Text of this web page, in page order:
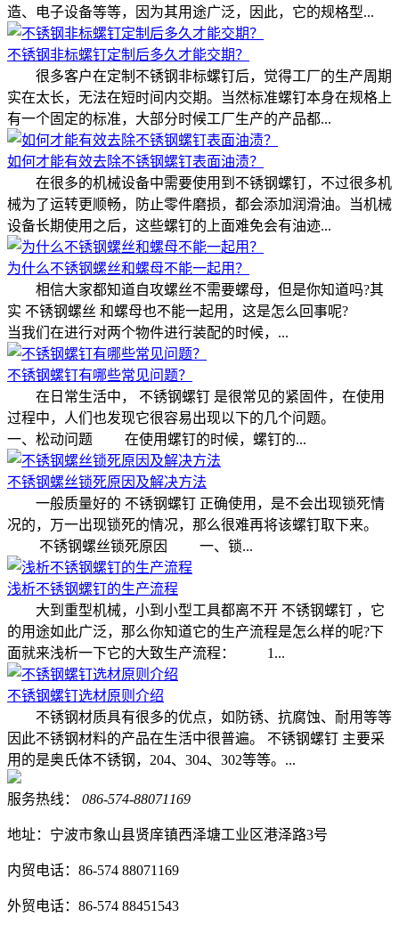
造、电子设备等等，因为其用途广泛，因此，它的规格型...
不锈钢非标螺钉定制后多久才能交期？
很多客户在定制不锈钢非标螺钉后，觉得工厂的生产周期
实在太长，无法在短时间内交期。当然标准螺钉本身在规格上
有一个固定的标准，大部分时候工厂生产的产品都...
如何才能有效去除不锈钢螺钉表面油渍？
在很多的机械设备中需要使用到不锈钢螺钉，不过很多机
械为了运转更顺畅，防止零件磨损，都会添加润滑油。当机械
设备长期使用之后，这些螺钉的上面难免会有油迹...
为什么不锈钢螺丝和螺母不能一起用？
相信大家都知道自攻螺丝不需要螺母，但是你知道吗?其
实 不锈钢螺丝 和螺母也不能一起用，这是怎么回事呢?
当我们在进行对两个物件进行装配的时候，...
不锈钢螺钉有哪些常见问题？
在日常生活中， 不锈钢螺钉 是很常见的紧固件，在使用
过程中，人们也发现它很容易出现以下的几个问题。
一、松动问题 在使用螺钉的时候，螺钉的...
不锈钢螺丝锁死原因及解决方法
一般质量好的 不锈钢螺钉 正确使用，是不会出现锁死情
况的，万一出现锁死的情况，那么很难再将该螺钉取下来。
不锈钢螺丝锁死原因 一、锁...
浅析不锈钢螺钉的生产流程
大到重型机械，小到小型工具都离不开 不锈钢螺钉 ，它
的用途如此广泛，那么你知道它的生产流程是怎么样的呢?下
面就来浅析一下它的大致生产流程： 1...
不锈钢螺钉选材原则介绍
不锈钢材质具有很多的优点，如防锈、抗腐蚀、耐用等等
因此不锈钢材料的产品在生活中很普遍。 不锈钢螺钉 主要采
用的是奥氏体不锈钢，204、304、302等等。...
服务热线： 086-574-88071169
地址：宁波市象山县贤庠镇西泽塘工业区港泽路3号
内贸电话：86-574 88071169
外贸电话：86-574 88451543